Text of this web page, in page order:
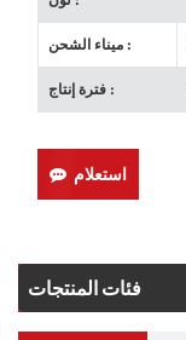
ميناء الشحن :
فترة إنتاج :
استعلام
فئات المنتجات